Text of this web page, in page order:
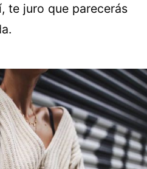
te juro que parecerás